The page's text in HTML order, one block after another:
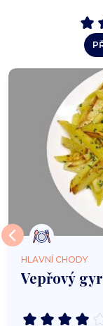
HLAVNÍ CHODY
Vepřový